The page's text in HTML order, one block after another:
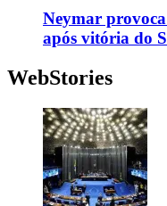
Neymar
após vitória do
WebStories